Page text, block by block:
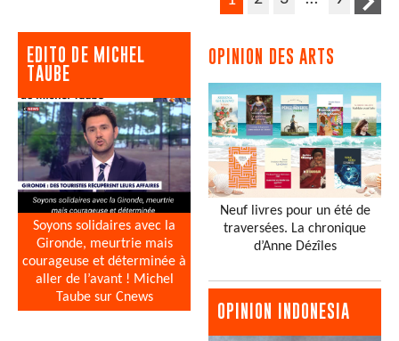
EDITO DE MICHEL
TAUBE
Soyons solidaires avec la
Gironde, meurtrie mais
courageuse et déterminée à
aller de l’avant ! Michel
Taube sur Cnews
OPINION DES ARTS
Neuf livres pour un été de
traversées. La chronique
d’Anne Dézîles
OPINION INDONESIA